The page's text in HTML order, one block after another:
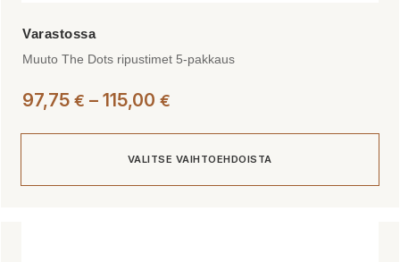
Muuto The Dots ripustimet 5-pakkaus
97,75 € – 115,00 €
115,00 €
VALITSE VAIHTOEHDOISTA